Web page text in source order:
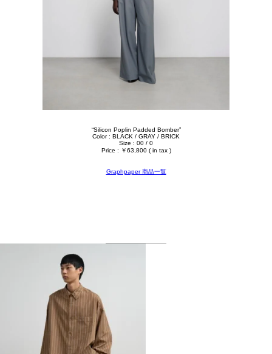
“Silicon Poplin Padded Bomber”
Color : BLACK / GRAY / BRICK
Size : 00 / 0
Price : ￥63,800 ( in tax )
Graphpaper 商品一覧